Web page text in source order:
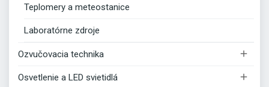
Teplomery a meteostanice
Laboratórne zdroje
Ozvučovacia technika 
Osvetlenie a LED svietidlá 